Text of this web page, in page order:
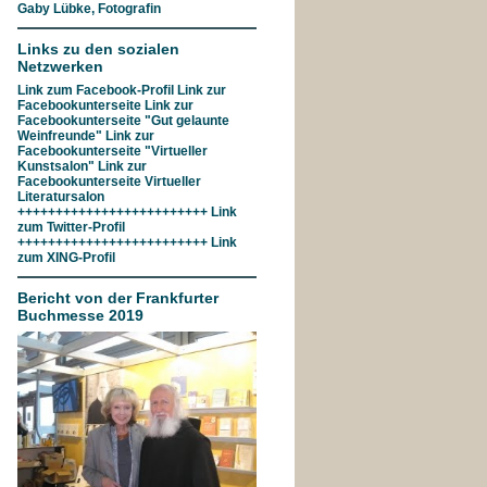
Gaby Lübke, Fotografin
Links zu den sozialen
Netzwerken
Link zum Facebook-Profil Link zur
Facebookunterseite Link zur
Facebookunterseite "Gut gelaunte
Weinfreunde" Link zur
Facebookunterseite "Virtueller
Kunstsalon" Link zur
Facebookunterseite Virtueller
Literatursalon
+++++++++++++++++++++++++ Link
zum Twitter-Profil
+++++++++++++++++++++++++ Link
zum XING-Profil
Bericht von der Frankfurter
Buchmesse 2019